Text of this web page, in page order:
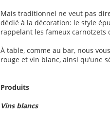
Mais traditionnel ne veut pas
dédié à la décoration: le style
rappelant les fameux carnotzets
À table, comme au bar, nous
rouge et vin blanc, ainsi qu’une
Produits
Vins blancs